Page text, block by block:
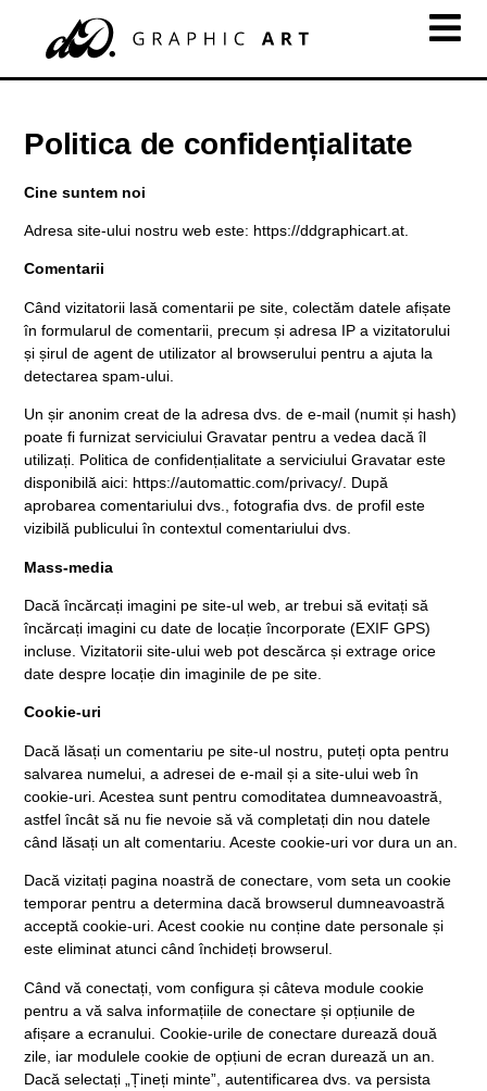
Politica de confidențialitate
Cine suntem noi
Adresa site-ului nostru web este: https://ddgraphicart.at.
Comentarii
Când vizitatorii lasă comentarii pe site, colectăm datele afișate
în formularul de comentarii, precum și adresa IP a vizitatorului
și șirul de agent de utilizator al browserului pentru a ajuta la
detectarea spam-ului.
Un șir anonim creat de la adresa dvs. de e-mail (numit și hash)
poate fi furnizat serviciului Gravatar pentru a vedea dacă îl
utilizați. Politica de confidențialitate a serviciului Gravatar este
disponibilă aici: https://automattic.com/privacy/. După
aprobarea comentariului dvs., fotografia dvs. de profil este
vizibilă publicului în contextul comentariului dvs.
Mass-media
Dacă încărcați imagini pe site-ul web, ar trebui să evitați să
încărcați imagini cu date de locație încorporate (EXIF GPS)
incluse. Vizitatorii site-ului web pot descărca și extrage orice
date despre locație din imaginile de pe site.
Cookie-uri
Dacă lăsați un comentariu pe site-ul nostru, puteți opta pentru
salvarea numelui, a adresei de e-mail și a site-ului web în
cookie-uri. Acestea sunt pentru comoditatea dumneavoastră,
astfel încât să nu fie nevoie să vă completați din nou datele
când lăsați un alt comentariu. Aceste cookie-uri vor dura un an.
Dacă vizitați pagina noastră de conectare, vom seta un cookie
temporar pentru a determina dacă browserul dumneavoastră
acceptă cookie-uri. Acest cookie nu conține date personale și
este eliminat atunci când închideți browserul.
Când vă conectați, vom configura și câteva module cookie
pentru a vă salva informațiile de conectare și opțiunile de
afișare a ecranului. Cookie-urile de conectare durează două
zile, iar modulele cookie de opțiuni de ecran durează un an.
Dacă selectați „Țineți minte”, autentificarea dvs. va persista